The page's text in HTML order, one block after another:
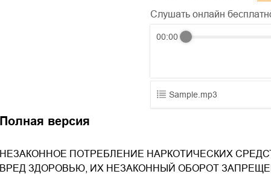
Слушать онлайн
00:00
Sample.mp3
03.mp3
Полная версия
НЕЗАКОННОЕ ПОТРЕБЛЕНИЕ НАРКОТИЧЕСКИХ
ВРЕД ЗДОРОВЬЮ, ИХ НЕЗАКОННЫЙ ОБОРОТ